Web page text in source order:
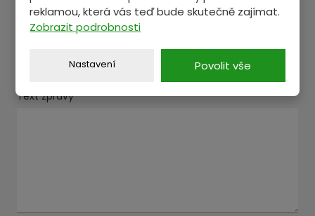
E-mail *
Text zprávy *
reklamou, která vás teď bude skutečně zajímat.
Zobrazit podrobnosti
Nastavení Povolit vše